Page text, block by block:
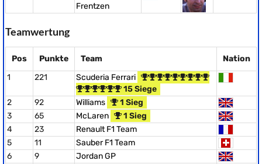
Frentzen
Teamwertung
Pos Punkte Team
Nation
1
221
Scuderia Ferrari
15 Siege
2
92 Williams
1 Sieg
3
65 McLaren
1 Sieg
4
23
Renault F1 Team
5
11
Sauber F1 Team
6
9
Jordan GP